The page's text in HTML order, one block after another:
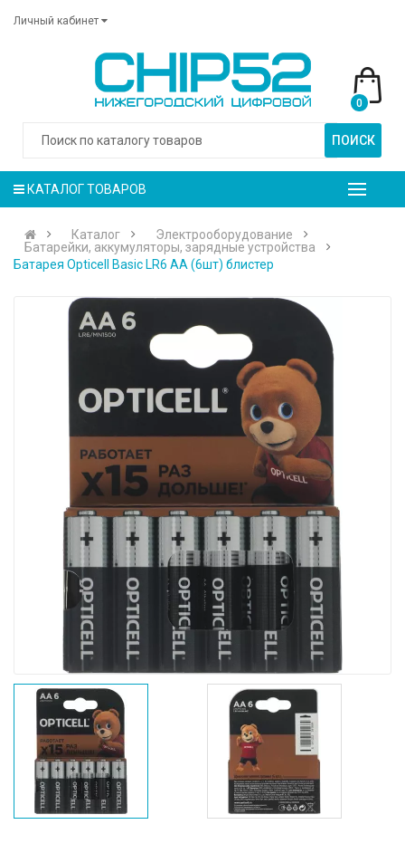
Личный кабинет
ПОИСК
0
КАТАЛОГ ТОВАРОВ
Каталог
Электрооборудование
Батарейки, аккумуляторы, зарядные устройства
Батарея Opticell Basic LR6 AA (6шт) блистер